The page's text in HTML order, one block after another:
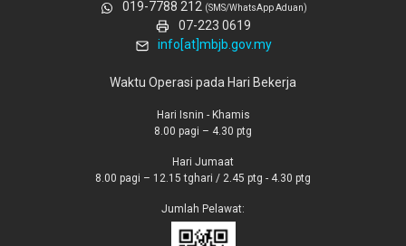
019-7788 212 (SMS/WhatsApp Aduan)
07-223 0619
info[at]mbjb.gov.my
Waktu Operasi pada Hari Bekerja
Hari Isnin - Khamis
8.00 pagi – 4.30 ptg
Hari Jumaat
8.00 pagi – 12.15 tghari / 2.45 ptg - 4.30 ptg
Jumlah Pelawat: